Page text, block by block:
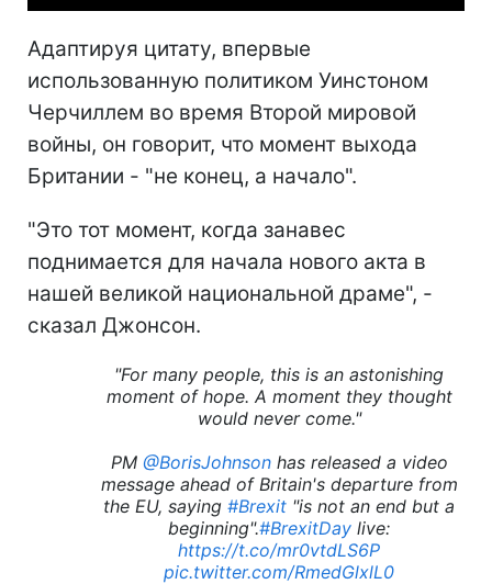
Адаптируя цитату, впервые
использованную политиком Уинстоном
Черчиллем во время Второй мировой
войны, он говорит, что момент выхода
Британии - "не конец, а начало".
"Это тот момент, когда занавес
поднимается для начала нового акта в
нашей великой национальной драме", -
сказал Джонсон.
"For many people, this is an astonishing
moment of hope. A moment they thought
would never come."
PM @BorisJohnsonhas released a video
message ahead of Britain's departure from
the EU, saying #Brexit "is not an end but a
beginning".#BrexitDay live:
https://t.co/mr0vtdLS6P
pic.twitter.com/RmedGlxlL0